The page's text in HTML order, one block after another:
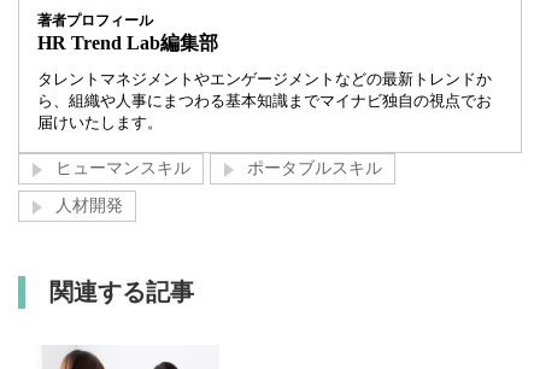
著者プロフィール
HR Trend Lab編集部
タレントマネジメントやエンゲージメントなどの最新トレンドか
ら、組織や人事にまつわる基本知識までマイナビ独自の視点でお
届けいたします。
ヒューマンスキル ポータブルスキル
人材開発
関連する記事